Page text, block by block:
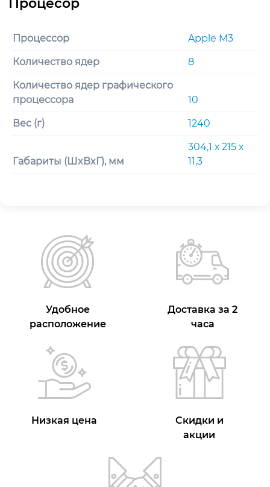
Процессор Apple M3
Количество ядер 8
Количество ядер графического
процессора
10
Вес (г) 1240
Габариты (ШxВxГ), мм
304,1 х 215 х
11,3
Удобное
расположение
Доставка за 2
часа
Низкая цена
Скидки и
акции